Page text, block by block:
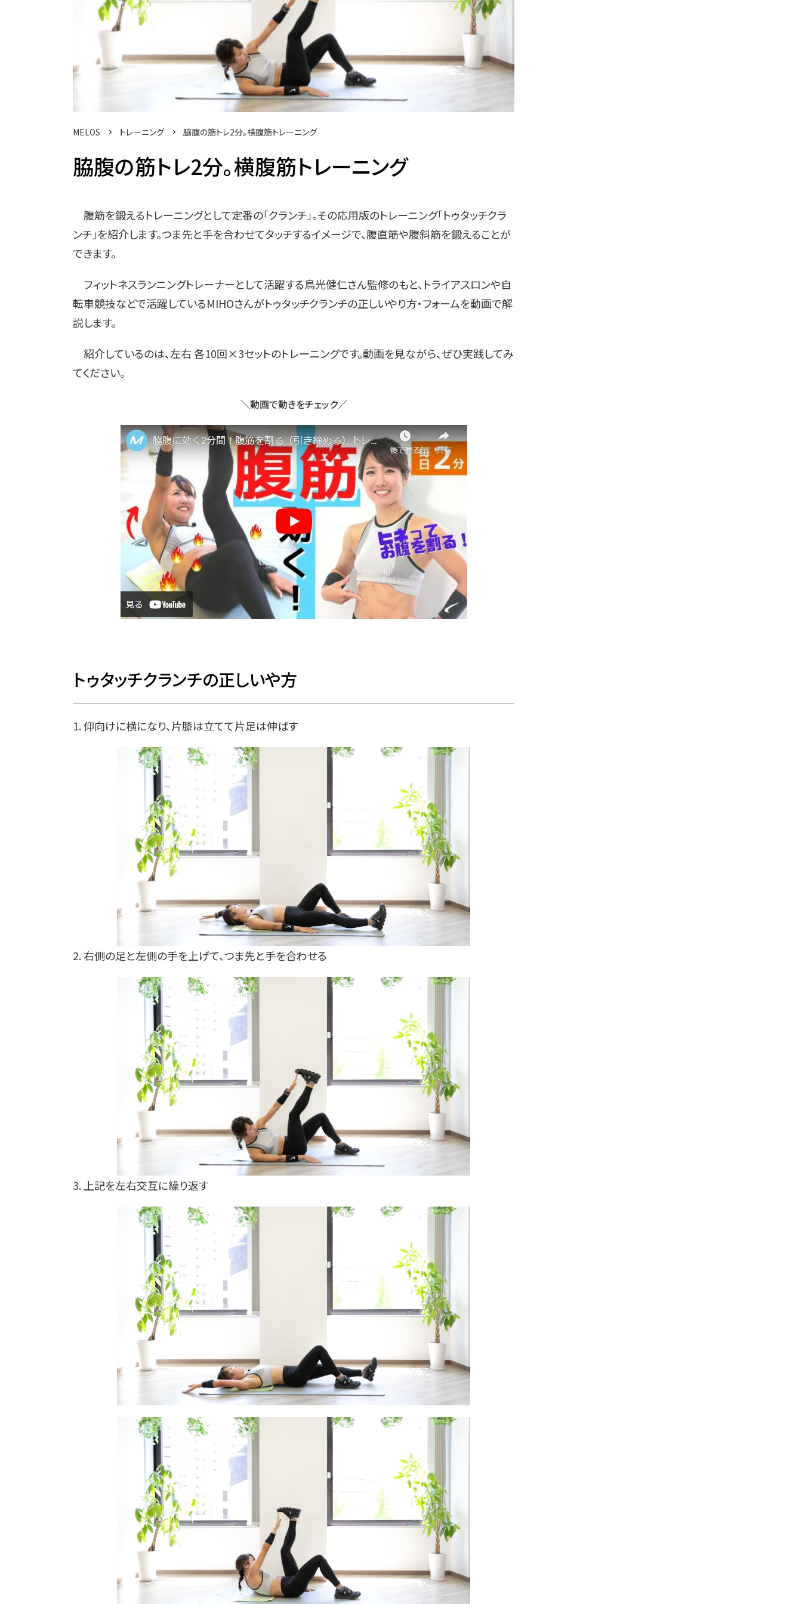
MELOS トレーニング 脇腹の筋トレ2分。横腹筋トレーニング
脇腹の筋トレ2分。横腹筋トレーニング
腹筋を鍛えるトレーニングとして定番の「クランチ」。その応用版のトレーニング「トゥタッチクラ
ンチ」を紹介します。つま先と手を合わせてタッチするイメージで、腹直筋や腹斜筋を鍛えることが
できます。
フィットネスランニングトレーナーとして活躍する鳥光健仁さん監修のもと、トライアスロンや自
転車競技などで活躍しているMIHOさんがトゥタッチクランチの正しいやり方・フォームを動画で解
説します。
紹介しているのは、左右 各10回×3セットのトレーニングです。動画を見ながら、ぜひ実践してみ
てください。
＼動画で動きをチェック／
トゥタッチクランチの正しいや方
1. 仰向けに横になり、片膝は立てて片足は伸ばす
2. 右側の足と左側の手を上げて、つま先と手を合わせる
3. 上記を左右交互に繰り返す